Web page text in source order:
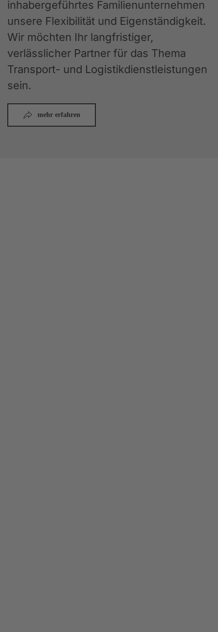
inhabergeführtes Familienunternehmen
unsere Flexibilität und Eigenständigkeit.
Wir möchten Ihr langfristiger,
verlässlicher Partner für das Thema
Transport- und Logistikdienstleistungen
sein.
mehr erfahren